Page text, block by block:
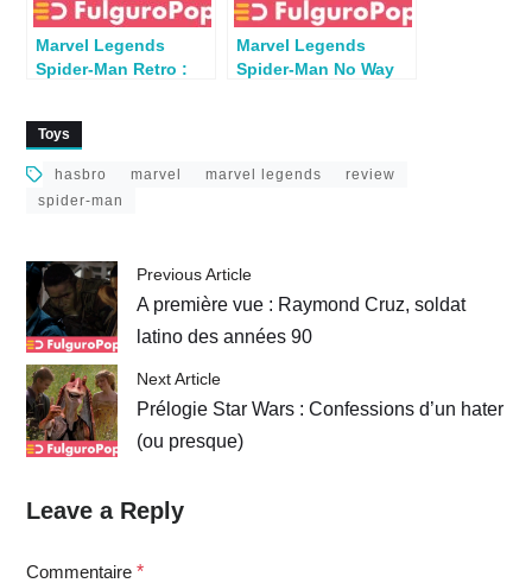
Marvel Legends
Spider-Man Retro :
Marvel Legends
Spider-Man No Way
Toys
hasbro marvel marvel legends
review
spider-man
Previous Article
A première vue : Raymond Cruz, soldat
latino des années 90
Next Article
Prélogie Star Wars : Confessions d’un hater
(ou presque)
Leave a Reply
Commentaire *